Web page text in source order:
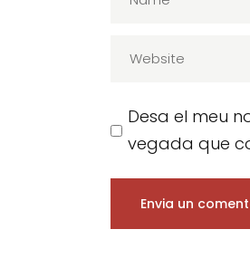
Desa el meu
vegada que
Envia un